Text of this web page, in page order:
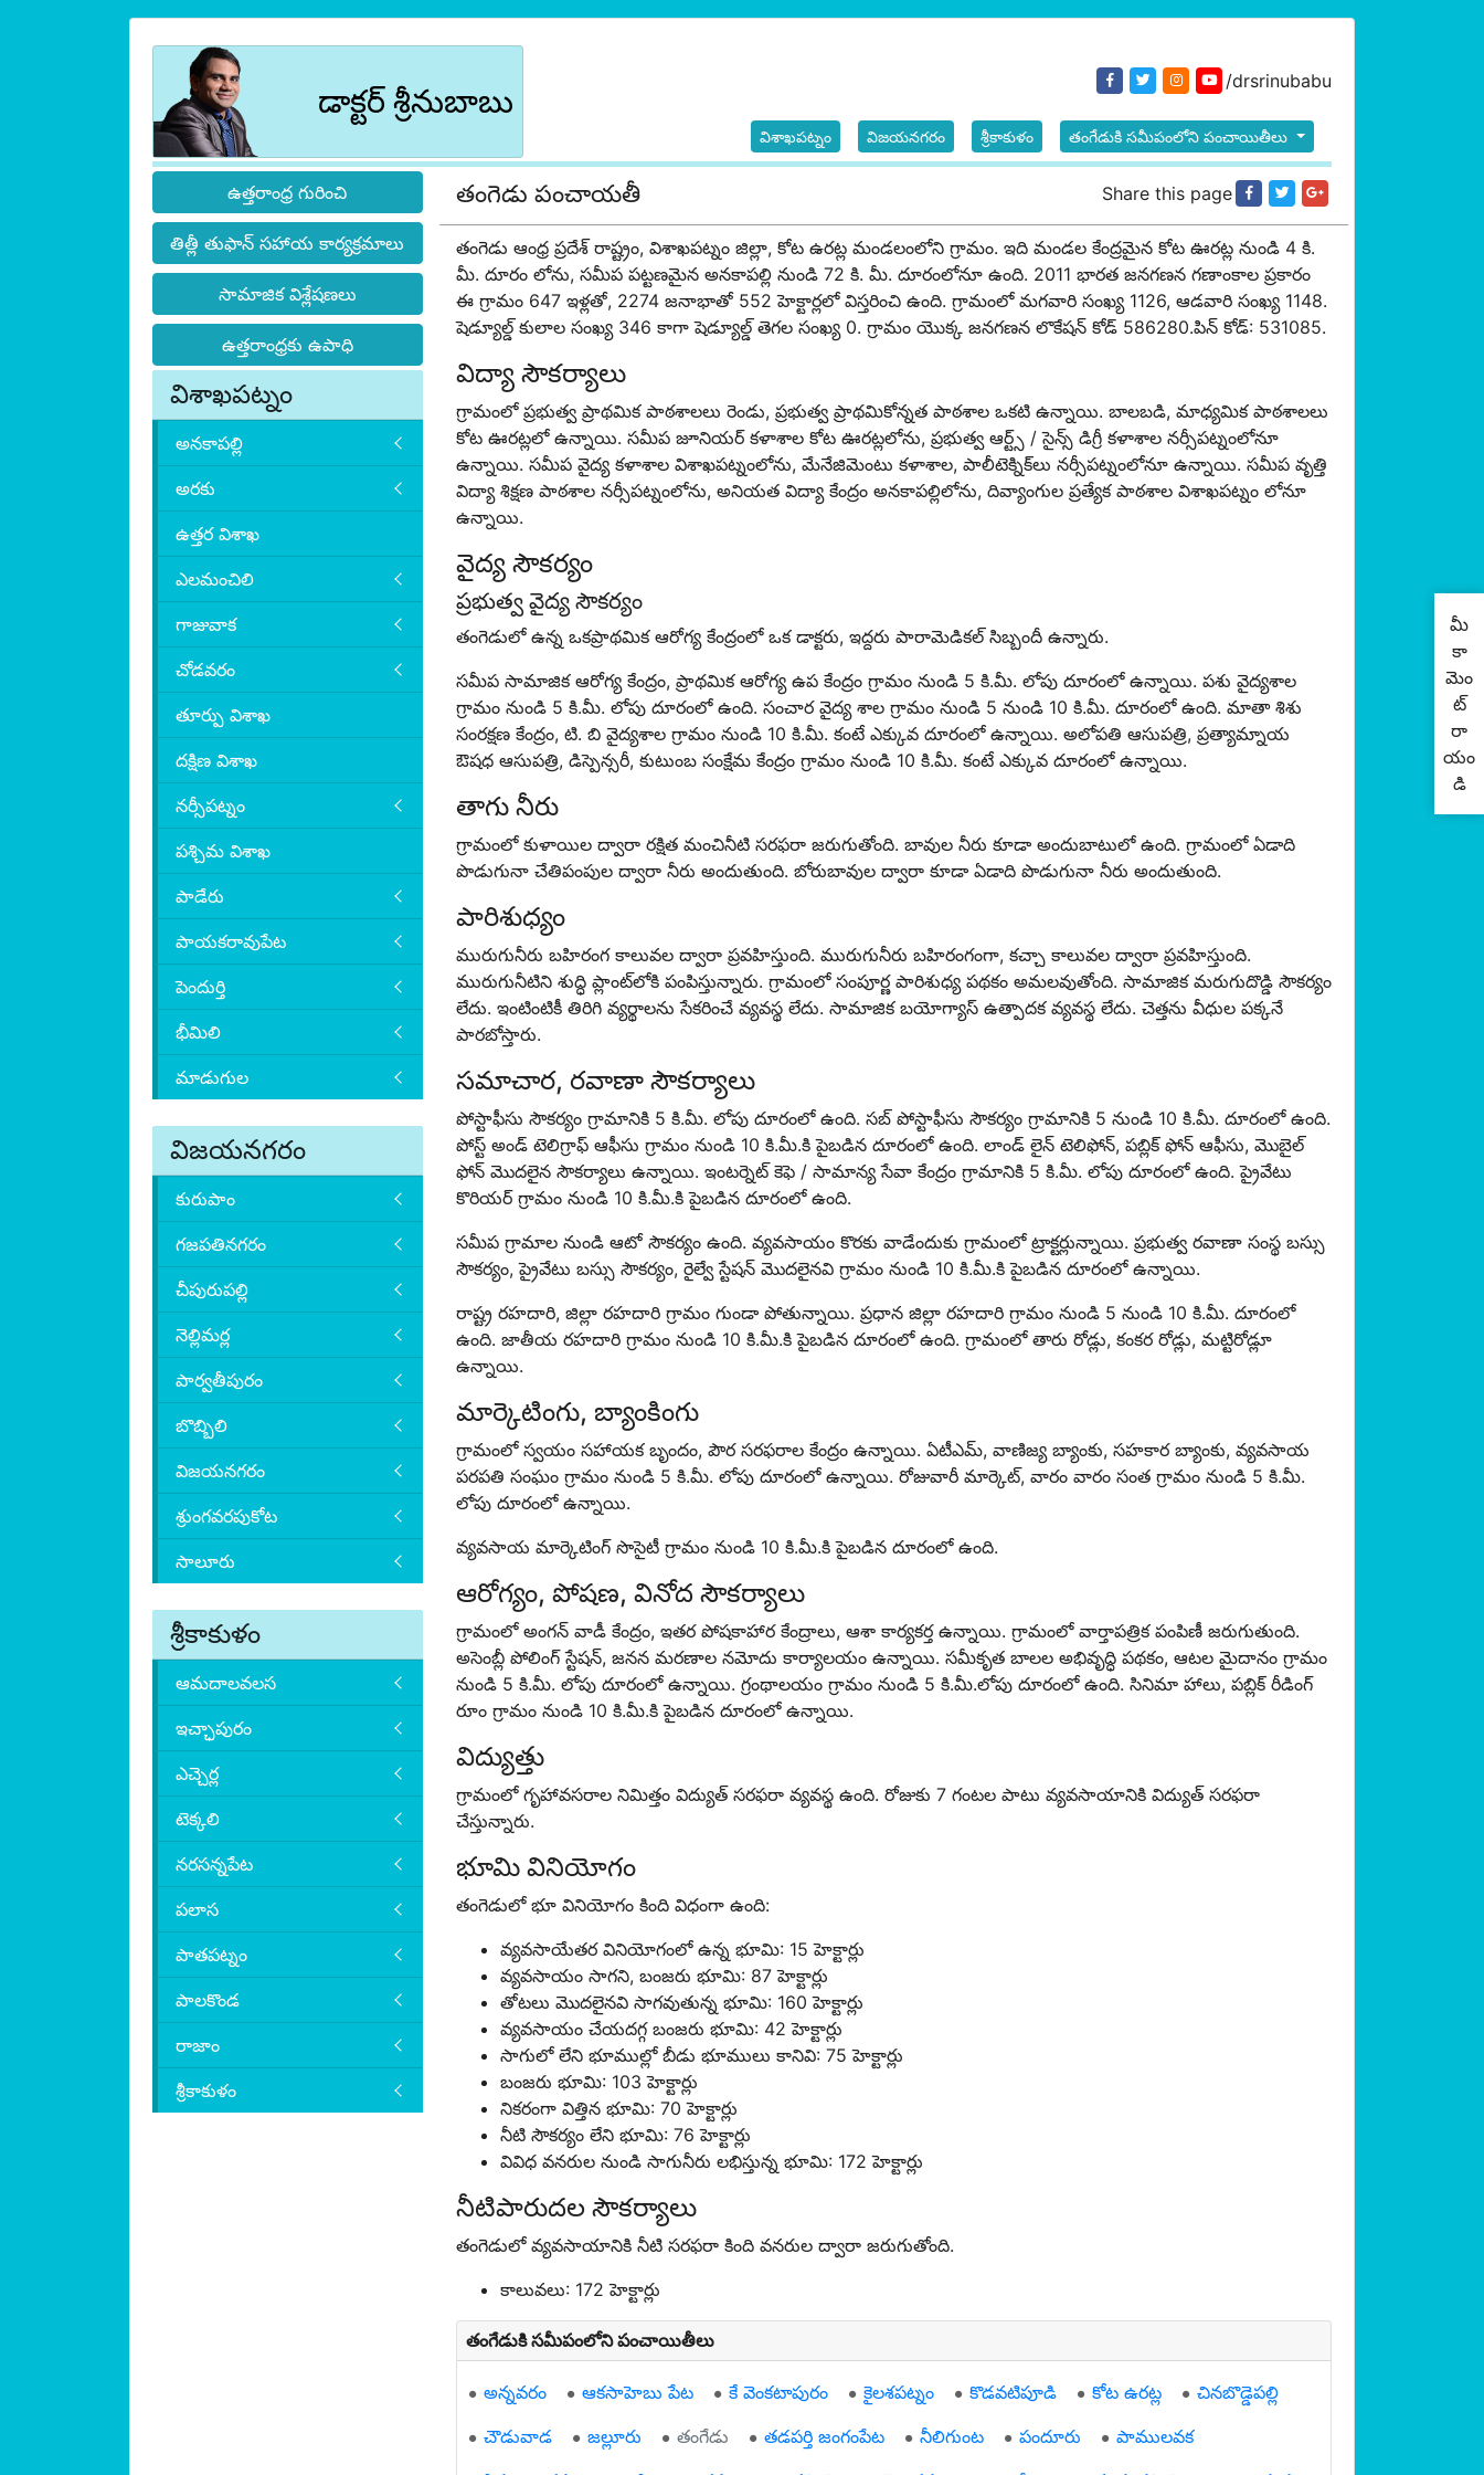
డాక్టర్ శ్రీనుబాబు
/drsrinubabu
విశాఖపట్నం విజయనగరం శ్రీకాకుళం తంగేడుకి సమీపంలోని పంచాయితీలు
ఉత్తరాంధ్ర గురించి
తిత్లీ తుఫాన్ సహాయ కార్యక్రమాలు
సామాజిక విశ్లేషణలు
ఉత్తరాంధ్రకు ఉపాధి
విశాఖపట్నం
అనకాపల్లి
అరకు
ఉత్తర విశాఖ
ఎలమంచిలి
గాజువాక
చోడవరం
తూర్పు విశాఖ
దక్షిణ విశాఖ
నర్సీపట్నం
పశ్చిమ విశాఖ
పాడేరు
పాయకరావుపేట
పెందుర్తి
భీమిలి
మాడుగుల
విజయనగరం
కురుపాం
గజపతినగరం
చీపురుపల్లి
నెల్లిమర్ల
పార్వతీపురం
బొబ్బిలి
విజయనగరం
శ్రుంగవరపుకోట
సాలూరు
శ్రీకాకుళం
ఆమదాలవలస
ఇచ్ఛాపురం
ఎచ్చెర్ల
టెక్కలి
నరసన్నపేట
పలాస
పాతపట్నం
పాలకొండ
రాజాం
శ్రీకాకుళం
తంగెడు పంచాయతీ Share this page
తంగెడు ఆంధ్ర ప్రదేశ్ రాష్ట్రం, విశాఖపట్నం జిల్లా, కోట ఉరట్ల మండలంలోని గ్రామం. ఇది మండల కేంద్రమైన కోట ఊరట్ల నుండి 4 కి.
మీ. దూరం లోను, సమీప పట్టణమైన అనకాపల్లి నుండి 72 కి. మీ. దూరంలోనూ ఉంది. 2011 భారత జనగణన గణాంకాల ప్రకారం
ఈ గ్రామం 647 ఇళ్లతో, 2274 జనాభాతో 552 హెక్టార్లలో విస్తరించి ఉంది. గ్రామంలో మగవారి సంఖ్య 1126, ఆడవారి సంఖ్య 1148.
షెడ్యూల్డ్ కులాల సంఖ్య 346 కాగా షెడ్యూల్డ్ తెగల సంఖ్య 0. గ్రామం యొక్క జనగణన లొకేషన్ కోడ్ 586280.పిన్ కోడ్: 531085.
విద్యా సౌకర్యాలు
గ్రామంలో ప్రభుత్వ ప్రాథమిక పాఠశాలలు రెండు, ప్రభుత్వ ప్రాథమికోన్నత పాఠశాల ఒకటి ఉన్నాయి. బాలబడి, మాధ్యమిక పాఠశాల‌లు
కోట ఊరట్లలో ఉన్నాయి. సమీప జూనియర్ కళాశాల కోట ఊరట్లలోను, ప్రభుత్వ ఆర్ట్స్ / సైన్స్ డిగ్రీ కళాశాల నర్సీపట్నంలోనూ
ఉన్నాయి. సమీప వైద్య కళాశాల విశాఖపట్నంలోను, మేనేజిమెంటు కళాశాల, పాలీటెక్నిక్‌లు నర్సీపట్నంలోనూ ఉన్నాయి. సమీప వృత్తి
విద్యా శిక్షణ పాఠశాల నర్సీపట్నంలోను, అనియత విద్యా కేంద్రం అనకాపల్లిలోను, దివ్యాంగుల ప్రత్యేక పాఠశాల విశాఖపట్నం లోనూ
ఉన్నాయి.
వైద్య సౌకర్యం
ప్రభుత్వ వైద్య సౌకర్యం
తంగెడులో ఉన్న ఒకప్రాథమిక ఆరోగ్య కేంద్రంలో ఒక డాక్టరు, ఇద్దరు పారామెడికల్ సిబ్బందీ ఉన్నారు.
సమీప సామాజిక ఆరోగ్య కేంద్రం, ప్రాథమిక ఆరోగ్య ఉప కేంద్రం గ్రామం నుండి 5 కి.మీ. లోపు దూరంలో ఉన్నాయి. పశు వైద్యశాల
గ్రామం నుండి 5 కి.మీ. లోపు దూరంలో ఉంది. సంచార వైద్య శాల గ్రామం నుండి 5 నుండి 10 కి.మీ. దూరంలో ఉంది. మాతా శిశు
సంరక్షణ కేంద్రం, టి. బి వైద్యశాల గ్రామం నుండి 10 కి.మీ. కంటే ఎక్కువ దూరంలో ఉన్నాయి. అలోపతి ఆసుపత్రి, ప్రత్యామ్నాయ
ఔషధ ఆసుపత్రి, డిస్పెన్సరీ, కుటుంబ సంక్షేమ కేంద్రం గ్రామం నుండి 10 కి.మీ. కంటే ఎక్కువ దూరంలో ఉన్నాయి.
తాగు నీరు
గ్రామంలో కుళాయిల ద్వారా రక్షిత మంచినీటి సరఫరా జరుగుతోంది. బావుల నీరు కూడా అందుబాటులో ఉంది. గ్రామంలో ఏడాది
పొడుగునా చేతిపంపుల ద్వారా నీరు అందుతుంది. బోరుబావుల ద్వారా కూడా ఏడాది పొడుగునా నీరు అందుతుంది.
పారిశుధ్యం
మురుగునీరు బహిరంగ కాలువల ద్వారా ప్రవహిస్తుంది. మురుగునీరు బహిరంగంగా, కచ్చా కాలువల ద్వారా ప్రవహిస్తుంది.
మురుగునీటిని శుద్ధి ప్లాంట్‌లోకి పంపిస్తున్నారు. గ్రామంలో సంపూర్ణ పారిశుధ్య పథకం అమలవుతోంది. సామాజిక మరుగుదొడ్డి సౌకర్యం
లేదు. ఇంటింటికీ తిరిగి వ్యర్థాలను సేకరించే వ్యవస్థ లేదు. సామాజిక బయోగ్యాస్ ఉత్పాదక వ్యవస్థ లేదు. చెత్తను వీధుల పక్కనే
పారబోస్తారు.
సమాచార, రవాణా సౌకర్యాలు
పోస్టాఫీసు సౌకర్యం గ్రామానికి 5 కి.మీ. లోపు దూరంలో ఉంది. సబ్ పోస్టాఫీసు సౌకర్యం గ్రామానికి 5 నుండి 10 కి.మీ. దూరంలో ఉంది.
పోస్ట్ అండ్ టెలిగ్రాఫ్ ఆఫీసు గ్రామం నుండి 10 కి.మీ.కి పైబడిన దూరంలో ఉంది. లాండ్ లైన్ టెలిఫోన్, పబ్లిక్ ఫోన్ ఆఫీసు, మొబైల్
ఫోన్ మొదలైన సౌకర్యాలు ఉన్నాయి. ఇంటర్నెట్ కెఫె / సామాన్య సేవా కేంద్రం గ్రామానికి 5 కి.మీ. లోపు దూరంలో ఉంది. ప్రైవేటు
కొరియర్ గ్రామం నుండి 10 కి.మీ.కి పైబడిన దూరంలో ఉంది.
సమీప గ్రామాల నుండి ఆటో సౌకర్యం ఉంది. వ్యవసాయం కొరకు వాడేందుకు గ్రామంలో ట్రాక్టర్లున్నాయి. ప్రభుత్వ రవాణా సంస్థ బస్సు
సౌకర్యం, ప్రైవేటు బస్సు సౌకర్యం, రైల్వే స్టేషన్ మొదలైనవి గ్రామం నుండి 10 కి.మీ.కి పైబడిన దూరంలో ఉన్నాయి.
రాష్ట్ర రహదారి, జిల్లా రహదారి గ్రామం గుండా పోతున్నాయి. ప్రధాన జిల్లా రహదారి గ్రామం నుండి 5 నుండి 10 కి.మీ. దూరంలో
ఉంది. జాతీయ రహదారి గ్రామం నుండి 10 కి.మీ.కి పైబడిన దూరంలో ఉంది. గ్రామంలో తారు రోడ్లు, కంకర రోడ్లు, మట్టిరోడ్లూ
ఉన్నాయి.
మార్కెటింగు, బ్యాంకింగు
గ్రామంలో స్వయం సహాయక బృందం, పౌర సరఫరాల కేంద్రం ఉన్నాయి. ఏటీఎమ్, వాణిజ్య బ్యాంకు, సహకార బ్యాంకు, వ్యవసాయ
పరపతి సంఘం గ్రామం నుండి 5 కి.మీ. లోపు దూరంలో ఉన్నాయి. రోజువారీ మార్కెట్, వారం వారం సంత గ్రామం నుండి 5 కి.మీ.
లోపు దూరంలో ఉన్నాయి.
వ్యవసాయ మార్కెటింగ్ సొసైటీ గ్రామం నుండి 10 కి.మీ.కి పైబడిన దూరంలో ఉంది.
ఆరోగ్యం, పోషణ, వినోద సౌకర్యాలు
గ్రామంలో అంగన్ వాడీ కేంద్రం, ఇతర పోషకాహార కేంద్రాలు, ఆశా కార్యకర్త ఉన్నాయి. గ్రామంలో వార్తాపత్రిక పంపిణీ జరుగుతుంది.
అసెంబ్లీ పోలింగ్ స్టేషన్, జనన మరణాల నమోదు కార్యాలయం ఉన్నాయి. సమీకృత బాలల అభివృద్ధి పథకం, ఆటల మైదానం గ్రామం
నుండి 5 కి.మీ. లోపు దూరంలో ఉన్నాయి. గ్రంథాలయం గ్రామం నుండి 5 కి.మీ.లోపు దూరంలో ఉంది. సినిమా హాలు, పబ్లిక్ రీడింగ్
రూం గ్రామం నుండి 10 కి.మీ.కి పైబడిన దూరంలో ఉన్నాయి.
విద్యుత్తు
గ్రామంలో గృహావసరాల నిమిత్తం విద్యుత్ సరఫరా వ్యవస్థ ఉంది. రోజుకు 7 గంటల పాటు వ్యవసాయానికి విద్యుత్ సరఫరా
చేస్తున్నారు.
భూమి వినియోగం
తంగెడులో భూ వినియోగం కింది విధంగా ఉంది:
వ్యవసాయేతర వినియోగంలో ఉన్న భూమి: 15 హెక్టార్లు
వ్యవసాయం సాగని, బంజరు భూమి: 87 హెక్టార్లు
తోటలు మొదలైనవి సాగవుతున్న భూమి: 160 హెక్టార్లు
వ్యవసాయం చేయదగ్గ బంజరు భూమి: 42 హెక్టార్లు
సాగులో లేని భూముల్లో బీడు భూములు కానివి: 75 హెక్టార్లు
బంజరు భూమి: 103 హెక్టార్లు
నికరంగా విత్తిన భూమి: 70 హెక్టార్లు
నీటి సౌకర్యం లేని భూమి: 76 హెక్టార్లు
వివిధ వనరుల నుండి సాగునీరు లభిస్తున్న భూమి: 172 హెక్టార్లు
నీటిపారుదల సౌకర్యాలు
తంగెడులో వ్యవసాయానికి నీటి సరఫరా కింది వనరుల ద్వారా జరుగుతోంది.
కాలువలు: 172 హెక్టార్లు
తంగేడుకి సమీపంలోని పంచాయితీలు
అన్నవరం ఆకసాహెబు పేట కే వెంకటాపురం కైలశపట్నం కొడవటిపూడి కోట ఉరట్ల
చినబొడ్డెపల్లి
చౌడువాడ
జల్లూరు తంగేడు తడపర్తి జంగంపేట నీలిగుంట పందూరు
పాములవక
మీ
కా
మెం
ట్
రా
యం
డి